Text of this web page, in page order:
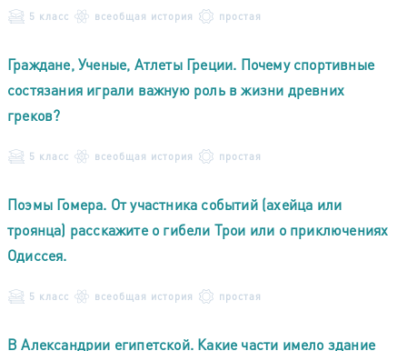
5 класс всеобщая история простая
Граждане, Ученые, Атлеты Греции. Почему спортивные
состязания играли важную роль в жизни древних
греков?
5 класс всеобщая история простая
Поэмы Гомера. От участника событий (ахейца или
троянца) расскажите о гибели Трои или о приключениях
Одиссея.
5 класс всеобщая история простая
В Александрии египетской. Какие части имело здание